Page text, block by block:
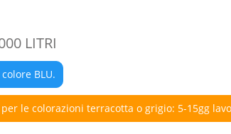
LITRI
BLU.
le colorazioni terracotta o grigio: 5-15gg